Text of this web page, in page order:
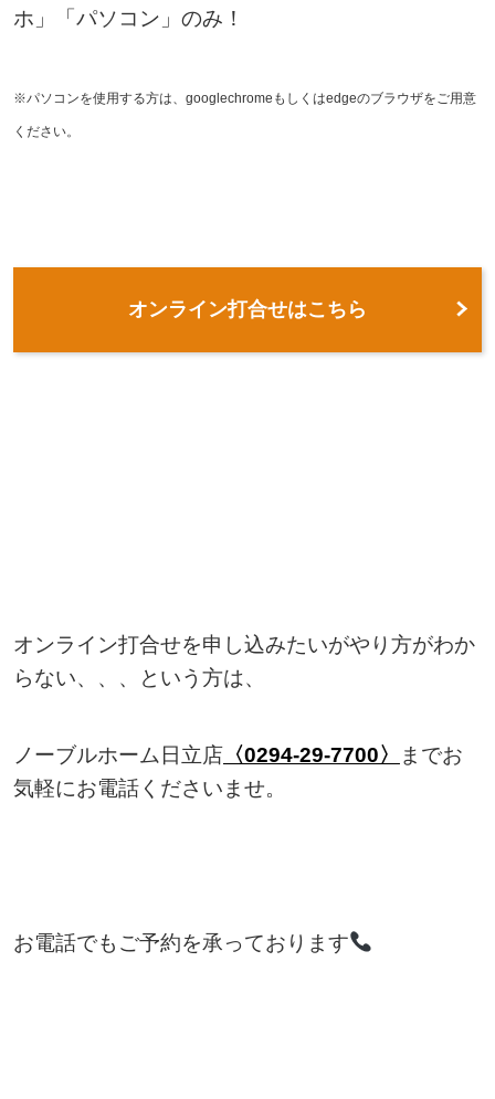
ホ」「パソコン」のみ！
※パソコンを使用する方は、googlechromeもしくはedgeのブラウザをご用意
ください。
オンライン打合せはこちら
オンライン打合せを申し込みたいがやり方がわか
らない、、、という方は、
ノーブルホーム日立店〈0294-29-7700〉
までお
気軽にお電話くださいませ。
お電話でもご予約を承っております